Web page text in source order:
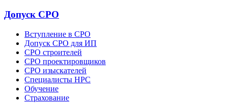
Допуск СРО
Вступление в СРО
Допуск СРО для ИП
СРО строителей
СРО проектировщиков
СРО изыскателей
Специалисты НРС
Обучение
Страхование